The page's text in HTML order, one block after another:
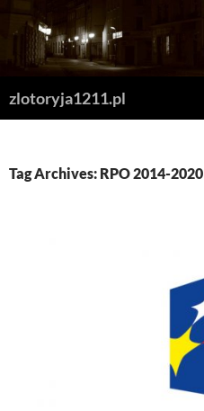
Skip
content
zlotoryja1211.pl
Tag Archives: RPO 2014-2020